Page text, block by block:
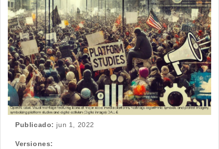
Publicado: jun 1, 2022
Versiones: